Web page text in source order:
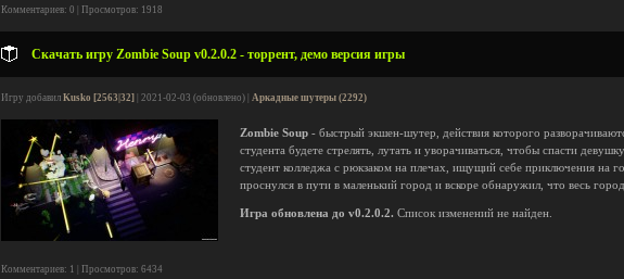
Комментариев: 0 | Просмотров: 1918
Скачать игру Zombie Soup v0.2.0.2 - торрент, демо версия игры
Игру добавил Kusko [2563|32] | 2021-02-03 (обновлено) | Аркадные шутеры (2292)
Zombie Soup - быстрый экшен-шутер, действия которого
студента будете стрелять, лутать и уворачиваться, чтобы спасти
студент колледжа с рюкзаком на плечах, ищущий себе приключения на
проснулся в пути в маленький город и вскоре обнаружил, что весь
Игра обновлена до v0.2.0.2. Список изменений не найден.
Комментариев: 1 | Просмотров: 6434